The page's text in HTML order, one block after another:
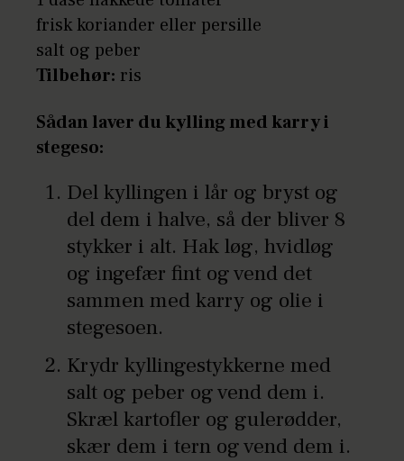
frisk koriander eller persille
salt og peber
Tilbehør: ris
Sådan laver du kylling med karry i
stegeso:
Del kyllingen i lår og bryst og
del dem i halve, så der bliver 8
stykker i alt. Hak løg, hvidløg
og ingefær fint og vend det
sammen med karry og olie i
stegesoen.
Krydr kyllingestykkerne med
salt og peber og vend dem i.
Skræl kartofler og gulerødder,
skær dem i tern og vend dem i.